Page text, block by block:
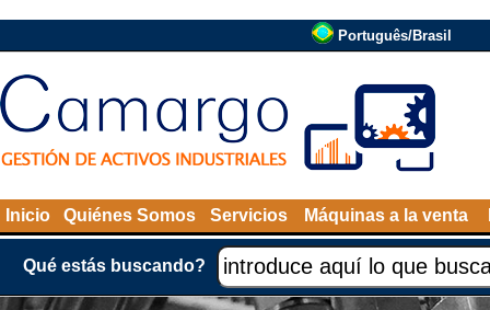
Português/Brasil
Inicio Quiénes Somos Servicios Máquinas a la venta
Qué estás buscando?